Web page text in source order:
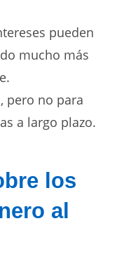
pueden
mucho más
.
pero no para
a largo plazo.
los
al